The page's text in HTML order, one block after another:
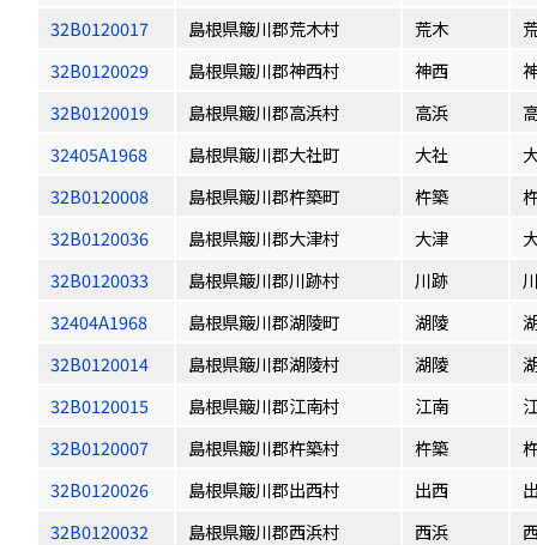
32B0120017
島根県簸川郡荒木村 荒木
32B0120029
島根県簸川郡神西村 神西
32B0120019
島根県簸川郡高浜村 高浜
32405A1968
島根県簸川郡大社町 大社
32B0120008
島根県簸川郡杵築町 杵築
32B0120036
島根県簸川郡大津村 大津
32B0120033
島根県簸川郡川跡村 川跡
32404A1968
島根県簸川郡湖陵町 湖陵
32B0120014
島根県簸川郡湖陵村 湖陵
32B0120015
島根県簸川郡江南村 江南
32B0120007
島根県簸川郡杵築村 杵築
32B0120026
島根県簸川郡出西村 出西
32B0120032
島根県簸川郡西浜村 西浜